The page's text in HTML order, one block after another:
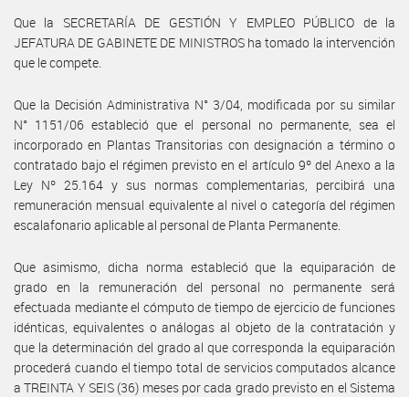
Que la SECRETARÍA DE GESTIÓN Y EMPLEO PÚBLICO de la
JEFATURA DE GABINETE DE MINISTROS ha tomado la intervención
que le compete.
Que la Decisión Administrativa N° 3/04, modificada por su similar
N° 1151/06 estableció que el personal no permanente, sea el
incorporado en Plantas Transitorias con designación a término o
contratado bajo el régimen previsto en el artículo 9º del Anexo a la
Ley Nº 25.164 y sus normas complementarias, percibirá una
remuneración mensual equivalente al nivel o categoría del régimen
escalafonario aplicable al personal de Planta Permanente.
Que asimismo, dicha norma estableció que la equiparación de
grado en la remuneración del personal no permanente será
efectuada mediante el cómputo de tiempo de ejercicio de funciones
idénticas, equivalentes o análogas al objeto de la contratación y
que la determinación del grado al que corresponda la equiparación
procederá cuando el tiempo total de servicios computados alcance
a TREINTA Y SEIS (36) meses por cada grado previsto en el Sistema